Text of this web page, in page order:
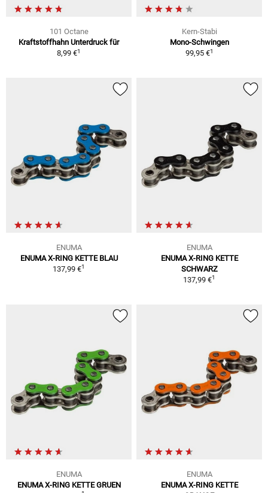
101 Octane
Kraftstoffhahn Unterdruck für
8,99 €1
Kern-Stabi
Mono-Schwingen
99,95 €1
ENUMA
ENUMA X-RING KETTE BLAU
137,99 €1
ENUMA
ENUMA X-RING KETTE
SCHWARZ
137,99 €1
ENUMA
ENUMA X-RING KETTE GRUEN
ENUMA
ENUMA X-RING KETTE